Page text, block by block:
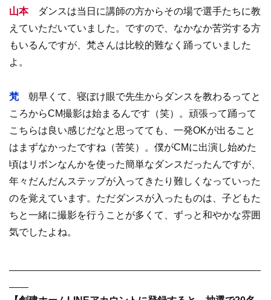
山本ダンスは当日に講師の方からその場で選手たちに教
えていただいていました。ですので、なかなか苦労する方
もいるんですが、梵さんは比較的難なく踊っていました
よ。
梵朝早くて、寝ぼけ眼で先生からダンスを教わるってと
ころからCM撮影は始まるんです（笑）。頑張って踊って
こちらは良い感じだなと思ってても、一発OKが出ること
はまずなかったですね（苦笑）。僕がCMに出演し始めた
頃はリボンなんかを使った簡単なダンスだったんですが、
年々だんだんステップが入ってきたり難しくなっていった
のを覚えています。ただダンスが入ったものは、子どもた
ちと一緒に撮影を行うことが多くて、ずっと和やかな雰囲
気でしたよね。